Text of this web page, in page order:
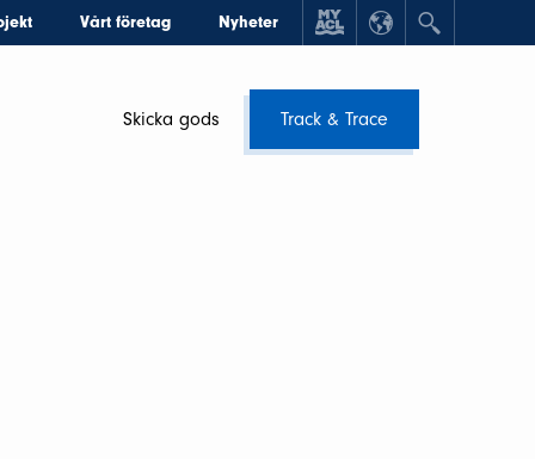
Vårt företag Nyheter
Skicka gods Track & Trace